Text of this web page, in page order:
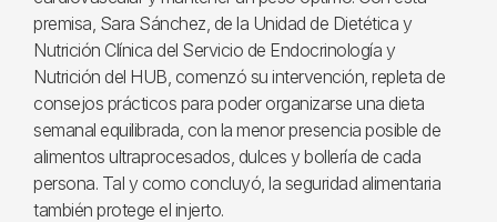
premisa, Sara Sánchez, de la Unidad de Dietética y
Nutrición Clínica del Servicio de Endocrinología y
Nutrición del HUB, comenzó su intervención, repleta de
consejos prácticos para poder organizarse una dieta
semanal equilibrada, con la menor presencia posible de
alimentos ultraprocesados, dulces y bollería de cada
persona. Tal y como concluyó, la seguridad alimentaria
también protege el injerto.